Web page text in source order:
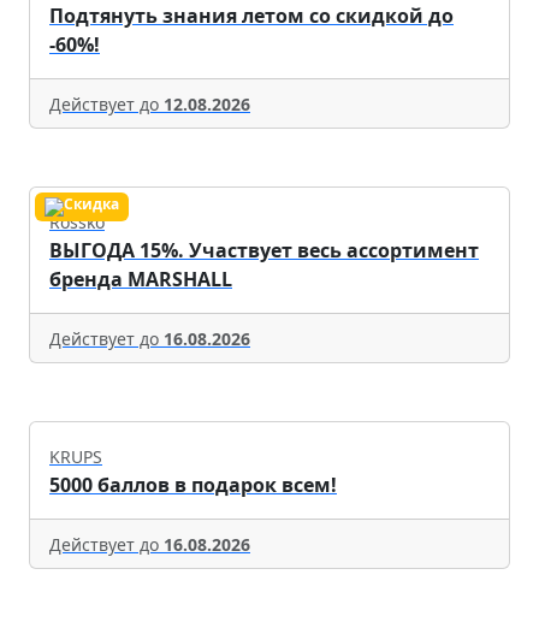
Подтянуть знания летом со скидкой до
-60%!
Действует до 12.08.2026
Rossko
ВЫГОДА 15%. Участвует весь ассортимент
бренда MARSHALL
Действует до 16.08.2026
KRUPS
5000 баллов в подарок всем!
Действует до 16.08.2026